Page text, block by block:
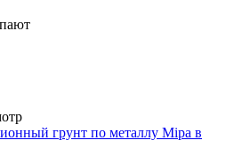
грунт по металлу Mipa в